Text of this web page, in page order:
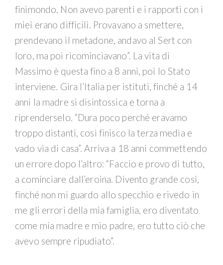
finimondo. Non avevo parenti e i rapporti con i
miei erano difficili. Provavano a smettere,
prendevano il metadone, andavo al Sert con
loro, ma poi ricominciavano”. La vita di
Massimo è questa fino a 8 anni, poi lo Stato
interviene. Gira l’Italia per istituti, finché a 14
anni la madre si disintossica e torna a
riprenderselo. “Dura poco perché eravamo
troppo distanti, così finisco la terza media e
vado via di casa”. Arriva a 18 anni commettendo
un errore dopo l’altro: “Faccio e provo di tutto,
a cominciare dall’eroina. Divento grande così,
finché non mi guardo allo specchio e rivedo in
me gli errori della mia famiglia, ero diventato
come mia madre e mio padre, ero tutto ciò che
avevo sempre ripudiato”.